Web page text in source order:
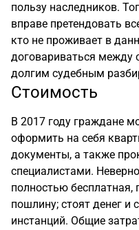
пользу наследников.
вправе претендовать
кто не проживает в
договариваться между
долгим судебным
Стоимость
В 2017 году граждане
оформить на себя
документы, а также
специалистами.
полностью бесплатная,
пошлину; стоят денег и
инстанций. Общие